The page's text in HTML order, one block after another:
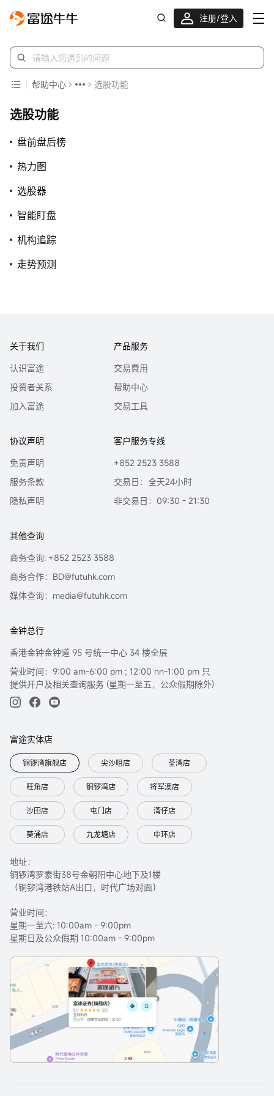
注册/登入
帮助中心 选股功能
选股功能
盘前盘后榜
热力图
选股器
智能盯盘
机构追踪
走势预测
关于我们
认识富途
投资者关系
加入富途
产品服务
交易費用
帮助中心
交易工具
协议声明
免责声明
服务条款
隐私声明
客户服务专线
+852 2523 3588
交易日：全天24小时
非交易日：09:30 - 21:30
其他查询
商务查询: +852 2523 3588
商务合作：BD@futuhk.com
媒体查询：media@futuhk.com
金钟总行
香港金钟金钟道 95 号统一中心 34 楼全层
营业时间：9:00 am-6:00 pm ; 12:00 nn-1:00 pm 只
提供开户及相关查询服务 (星期一至五，公众假期除外)
富途实体店
铜锣湾旗舰店 尖沙咀店 荃湾店
旺角店 铜锣湾店 将军澳店
沙田店 屯门店 湾仔店
葵涌店 九龙塘店 中环店
地址：
铜锣湾罗素街38号金朝阳中心地下及1楼
（铜锣湾港铁站A出口，时代广场对面）
营业时间：
星期一至六: 10:00am - 9:00pm
星期日及公众假期 10:00am - 9:00pm